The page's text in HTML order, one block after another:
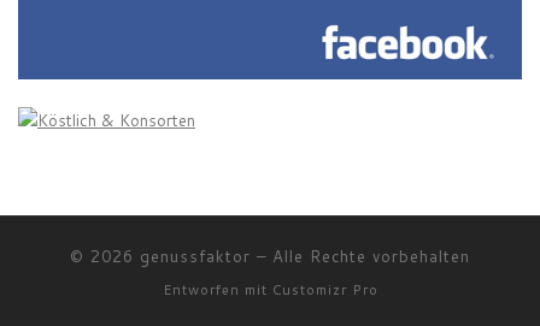
© 2026 genussfaktor – Alle Rechte vorbehalten
Entworfen mit Customizr Pro